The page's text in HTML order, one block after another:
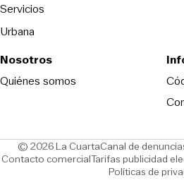
Servicios
Urbana
Nosotros
Quiénes somos
© 2026 La CuartaCanal de
Contacto comercialOpens in new
Tarifas publicidad
Políticas de